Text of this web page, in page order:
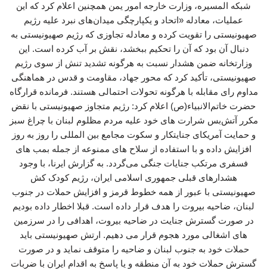
شبکه المسیره، وزارت خارجه امور یمن همچنین اعلام کرد که این
عملیات، معادله «اتحاد و یکپارچگی میدان‌های نبرد علیه رژیم
صهیونیستی را تقویت کرده و معادله تجاوزی که رژیم صهیونیستی به
دنبال آن بود که آن را تحکیم ببخشد، نقش بر آب کرده است. این
وزارتخانه ضمن هشدار نسبت به هرگونه تشدید تنش از سوی رژیم
صهیونیستی، تأکید کرد که محور جهاد، مقاومت و قدس در هماهنگی
مداوم رای مقابله با هرگونه تحولات احتمالی هستند. فرمانده قرارگاه
حضرت خاتم‌الانبیاء(ص) اعلام کرد: رژیم متجاوز صهیونیستی با نقض
مکرر آتش‌بس شرارت های خود علیه مردم مظلوم لبنان با چراغ سبز
و حمایت آمریکای جنایتکار و سکوت مجامع بین المللی را روز به روز
افزایش داده و با استفاده از سلاح های ممنوعه از جمله بمب های
فسفری مرتکب جنایات جنگی می‌گردد. به گزارش ایرنا، با وجود
هشدارهای قبلی جمهوری اسلامی ایران، رژیم کودک کش
صهیونیستی با عبور از همه خطوط قرمز و افزایش حملات در جنوب
لبنان، ضاحیه بیروت را هدف قرار داده است. قبلا اخطار داده بودیم
در صورت گسترش جنایت در ضاحیه بیروت، اهدافی را در سرزمین
های اشغالی مورد هجوم قرار می دهیم. ارتش صهیونیستی باید
حملات خود به جنوب لبنان و ضاحیه را متوقف نماید و در صورت
گسترش حملات خود به آن منطقه و یا پاسخ به اقدام ایران با ضربات